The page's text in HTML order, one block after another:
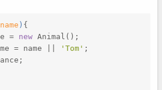
name ) {
= new Animal();
= name ||
'Tom' ;